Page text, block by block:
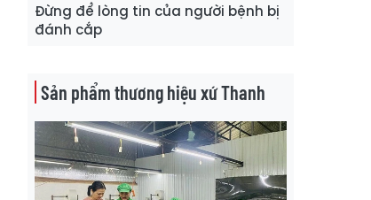
Đừng để lòng tin của người bệnh bị
đánh cắp
Sản phẩm thương hiệu xứ Thanh